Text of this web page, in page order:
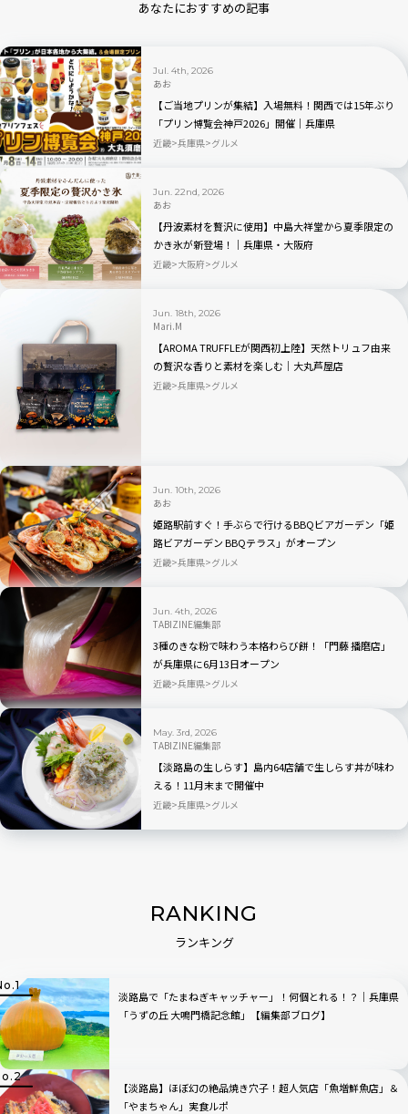
あなたにおすすめの記事
Jul. 4th, 2026
あお
【ご当地プリンが集結】入場無料！関西では15年ぶり
「プリン博覧会神戸2026」開催｜兵庫県
近畿 兵庫県 グルメ
Jun. 22nd, 2026
あお
【丹波素材を贅沢に使用】中島大祥堂から夏季限定の
かき氷が新登場！｜兵庫県・大阪府
近畿 大阪府 グルメ
Jun. 18th, 2026
Mari.M
【AROMA TRUFFLEが関西初上陸】天然トリュフ由来
の贅沢な香りと素材を楽しむ｜大丸芦屋店
近畿 兵庫県 グルメ
Jun. 10th, 2026
あお
姫路駅前すぐ！手ぶらで行けるBBQビアガーデン「姫
路ビアガーデン BBQテラス」がオープン
近畿 兵庫県 グルメ
Jun. 4th, 2026
TABIZINE編集部
3種のきな粉で味わう本格わらび餅！「門藤 播磨店」
が兵庫県に6月13日オープン
近畿 兵庫県 グルメ
May. 3rd, 2026
TABIZINE編集部
【淡路島の生しらす】島内64店舗で生しらす丼が味わ
える！11月末まで開催中
近畿 兵庫県 グルメ
RANKING
ランキング
淡路島で「たまねぎキャッチャー」！何個とれる！？｜兵庫県
「うずの丘 大鳴門橋記念館」【編集部ブログ】
【淡路島】ほぼ幻の絶品焼き穴子！超人気店「魚増鮮魚店」＆
「やまちゃん」実食ルポ